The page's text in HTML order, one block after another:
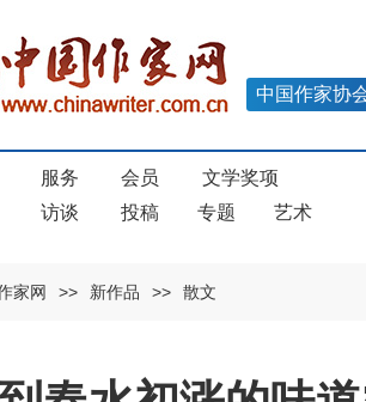
中国作家协
服务 会员
文学奖项
访谈 投稿 专题 艺术
家网 >> 新作品 >> 散文